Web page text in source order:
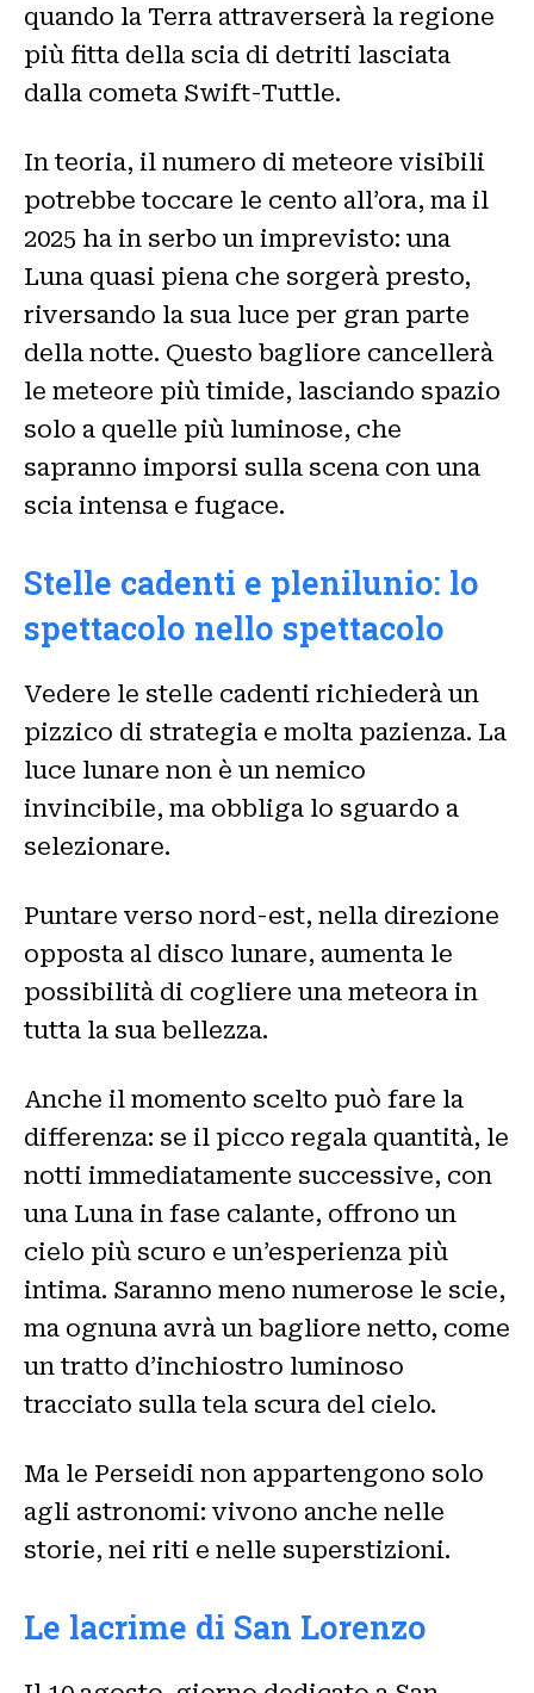
quando la Terra attraverserà la regione
più fitta della scia di detriti lasciata
dalla cometa Swift-Tuttle.
In teoria, il numero di meteore visibili
potrebbe toccare le cento all’ora, ma il
2025 ha in serbo un imprevisto: una
Luna quasi piena che sorgerà presto,
riversando la sua luce per gran parte
della notte. Questo bagliore cancellerà
le meteore più timide, lasciando spazio
solo a quelle più luminose, che
sapranno imporsi sulla scena con una
scia intensa e fugace.
Stelle cadenti e plenilunio: lo
spettacolo nello spettacolo
Vedere le stelle cadenti richiederà un
pizzico di strategia e molta pazienza. La
luce lunare non è un nemico
invincibile, ma obbliga lo sguardo a
selezionare.
Puntare verso nord-est, nella direzione
opposta al disco lunare, aumenta le
possibilità di cogliere una meteora in
tutta la sua bellezza.
Anche il momento scelto può fare la
differenza: se il picco regala quantità, le
notti immediatamente successive, con
una Luna in fase calante, offrono un
cielo più scuro e un’esperienza più
intima. Saranno meno numerose le scie,
ma ognuna avrà un bagliore netto, come
un tratto d’inchiostro luminoso
tracciato sulla tela scura del cielo.
Ma le Perseidi non appartengono solo
agli astronomi: vivono anche nelle
storie, nei riti e nelle superstizioni.
Le lacrime di San Lorenzo